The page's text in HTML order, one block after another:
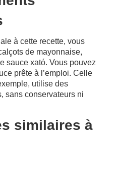
à cette recette, vous
de mayonnaise,
sauce xató. Vous pouvez
prête à l’emploi. Celle
utilise des
sans conservateurs ni
similaires à